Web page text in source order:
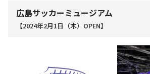
広島サッカーミュージアム
【2024年2月1日（木）OPEN】